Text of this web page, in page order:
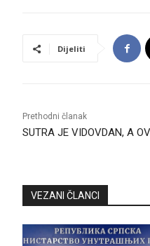
Dijeliti
Prethodni članak
SUTRA JE VIDOVDAN, A
VEZANI ČLANCI